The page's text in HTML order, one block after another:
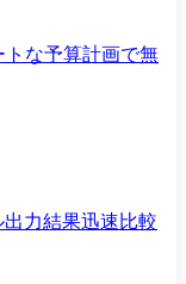
な予算計画で無
力結果迅速比較